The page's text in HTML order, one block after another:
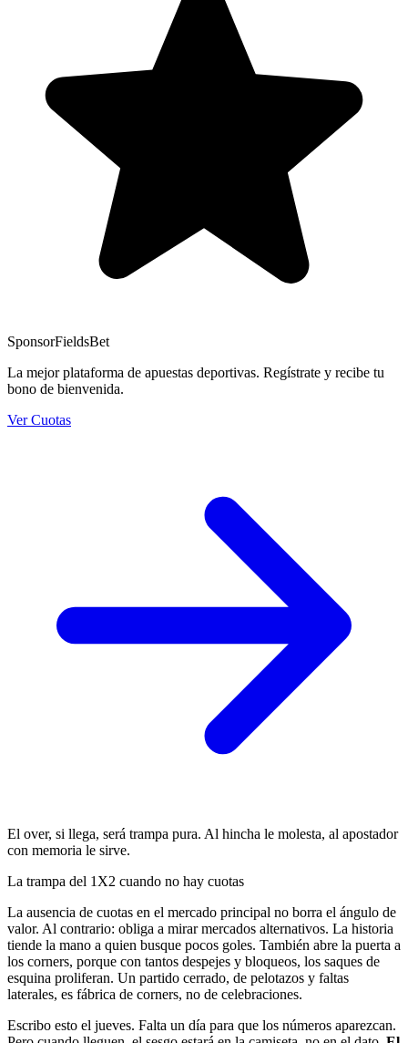
SponsorFieldsBet
La mejor plataforma de apuestas deportivas. Regístrate y recibe tu
bono de bienvenida.
Ver Cuotas
El over, si llega, será trampa pura. Al hincha le molesta, al apostador
con memoria le sirve.
La trampa del 1X2 cuando no hay cuotas
La ausencia de cuotas en el mercado principal no borra el ángulo de
valor. Al contrario: obliga a mirar mercados alternativos. La historia
tiende la mano a quien busque pocos goles. También abre la puerta a
los corners, porque con tantos despejes y bloqueos, los saques de
esquina proliferan. Un partido cerrado, de pelotazos y faltas
laterales, es fábrica de corners, no de celebraciones.
Escribo esto el jueves. Falta un día para que los números aparezcan.